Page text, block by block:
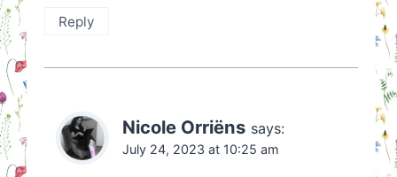
Reply
Nicole Orriëns says:
July 24, 2023 at 10:25 am